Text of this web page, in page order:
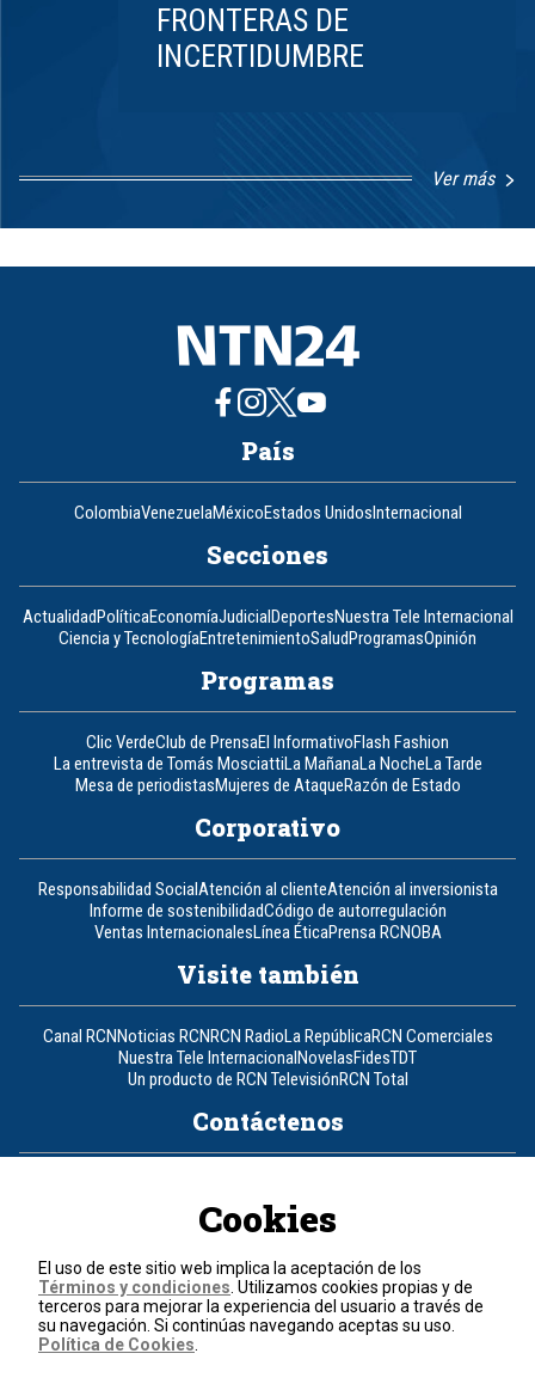
FRONTERAS DE
INCERTIDUMBRE
Ver más
8
País
ColombiaVenezuelaMéxicoEstados UnidosInternacional
Secciones
ActualidadPolíticaEconomíaJudicialDeportesNuestra Tele Internacional
Ciencia y TecnologíaEntretenimientoSaludProgramasOpinión
Programas
Clic VerdeClub de PrensaEl InformativoFlash Fashion
La entrevista de Tomás MosciattiLa MañanaLa NocheLa Tarde
Mesa de periodistasMujeres de AtaqueRazón de Estado
Corporativo
Responsabilidad SocialAtención al clienteAtención al inversionista
Informe de sostenibilidadCódigo de autorregulación
Ventas InternacionalesLínea ÉticaPrensa RCNOBA
Visite también
Canal RCNNoticias RCNRCN RadioLa RepúblicaRCN Comerciales
Nuestra Tele InternacionalNovelasFidesTDT
Un producto de RCN TelevisiónRCN Total
Contáctenos
Política de cookies
Términos y condiciones
© 2026, RCN Medios.
Todos los derechos reservados.
Cookies
El uso de este sitio web implica la aceptación de los
Términos y condiciones . Utilizamos cookies propias y de
terceros para mejorar la experiencia del usuario a través de
su navegación. Si continúas navegando aceptas su uso.
Política de Cookies